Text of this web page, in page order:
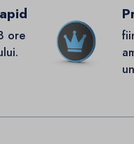
ore